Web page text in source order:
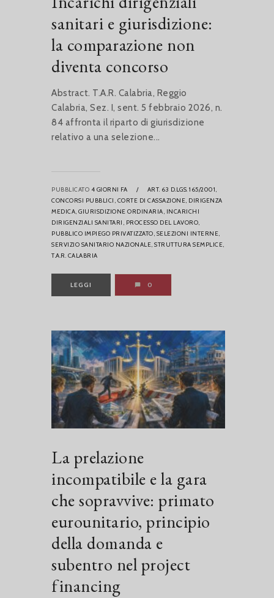
sanitari e giurisdizione:
la comparazione non
diventa concorso
Abstract. T.A.R. Calabria, Reggio
Calabria, Sez. I, sent. 5 febbraio 2026, n.
84 affronta il riparto di giurisdizione
relativo a una selezione...
PUBBLICATO 4 GIORNI FA /
ART. 63 D.LGS. 165/2001,
CONCORSI PUBBLICI, CORTE DI CASSAZIONE, DIRIGENZA
MEDICA, GIURISDIZIONE ORDINARIA, INCARICHI
DIRIGENZIALI SANITARI, PROCESSO DEL LAVORO,
PUBBLICO IMPIEGO PRIVATIZZATO, SELEZIONI INTERNE,
SERVIZIO SANITARIO NAZIONALE, STRUTTURA SEMPLICE,
T.A.R. CALABRIA
LEGGI 0
La prelazione
incompatibile e la gara
che sopravvive: primato
eurounitario, principio
della domanda e
subentro nel project
financing